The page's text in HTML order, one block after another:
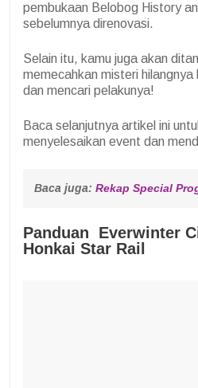
pembukaan Belobog History
sebelumnya direnovasi.
Selain itu, kamu juga akan
memecahkan misteri
dan mencari pelakunya!
Baca selanjutnya artikel ini
menyelesaikan event dan
Baca juga: Rekap Special
Panduan Everwinter
Honkai Star Rail